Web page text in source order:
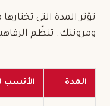
تؤثر المدة التي
ومرونتك. تنظّم
المدة الأنسب